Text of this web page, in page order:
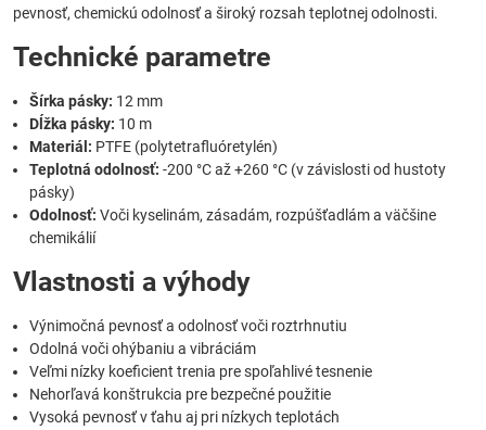
pevnosť, chemickú odolnosť a široký rozsah teplotnej odolnosti.
Technické parametre
Šírka pásky: 12 mm
Dĺžka pásky: 10 m
Materiál: PTFE (polytetrafluóretylén)
Teplotná odolnosť: -200 °C až +260 °C (v závislosti od hustoty
pásky)
Odolnosť: Voči kyselinám, zásadám, rozpúšťadlám a väčšine
chemikálií
Vlastnosti a výhody
Výnimočná pevnosť a odolnosť voči roztrhnutiu
Odolná voči ohýbaniu a vibráciám
Veľmi nízky koeficient trenia pre spoľahlivé tesnenie
Nehorľavá konštrukcia pre bezpečné použitie
Vysoká pevnosť v ťahu aj pri nízkych teplotách